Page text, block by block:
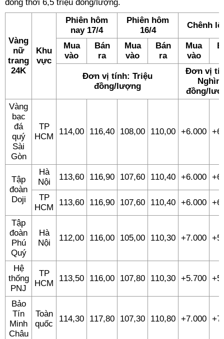
đồng thời 6,5 triệu đồng/lượng.
Vàng
nữ
trang
24K
Khu
vực
Phiên hôm
nay 17/4
Phiên hôm
16/4
Chênh
Mua
vào
Bán
ra
Mua
vào
Bán
ra
Mua
vào
Đơn vị tính: Triệu
đồng/lượng
Đơn vị
Nghìn
đồng/
Vàng
bạc
đá
quý
Sài
Gòn
TP
HCM
114,00 116,40 108,00 110,00 +6.000
Tập
đoàn
Doji
Hà
Nội
113,60 116,90 107,60 110,40 +6.000
TP
HCM
113,60 116,90 107,60 110,40 +6.000
Tập
đoàn
Phú
Quý
Hà
Nội
112,00 116,00 105,00 110,30 +7.000
Hệ
thống
PNJ
TP
HCM
113,50 116,00 107,80 110,30 +5.700
Bảo
Tín
Minh
Châu
Toàn
quốc
114,30 117,80 107,30 110,80 +7.000